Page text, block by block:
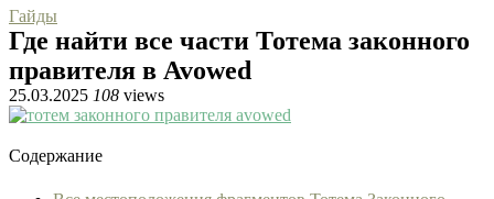
Гайды
Где найти все части Тотема законного
правителя в Avowed
25.03.2025 108 views
Содержание